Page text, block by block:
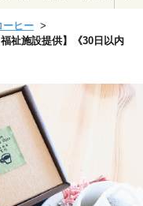
ーヒー
祉施設提供】《30日以内